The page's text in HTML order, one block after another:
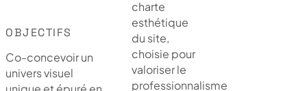
OBJECTIFS
Co-concevoir un
univers visuel
charte
esthétique
du site,
choisie pour
valoriser le
professionnalisme